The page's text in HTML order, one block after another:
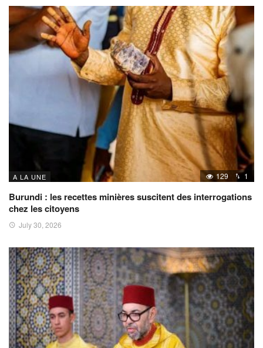
A LA UNE 129 1
Burundi : les recettes minières suscitent des interrogations
chez les citoyens
July 30, 2026